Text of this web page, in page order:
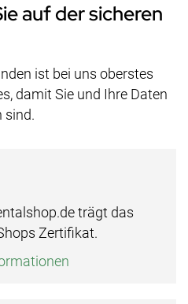
auf der sicheren
ist bei uns oberstes
damit Sie und Ihre Daten
sind.
trägt das
Zertifikat.